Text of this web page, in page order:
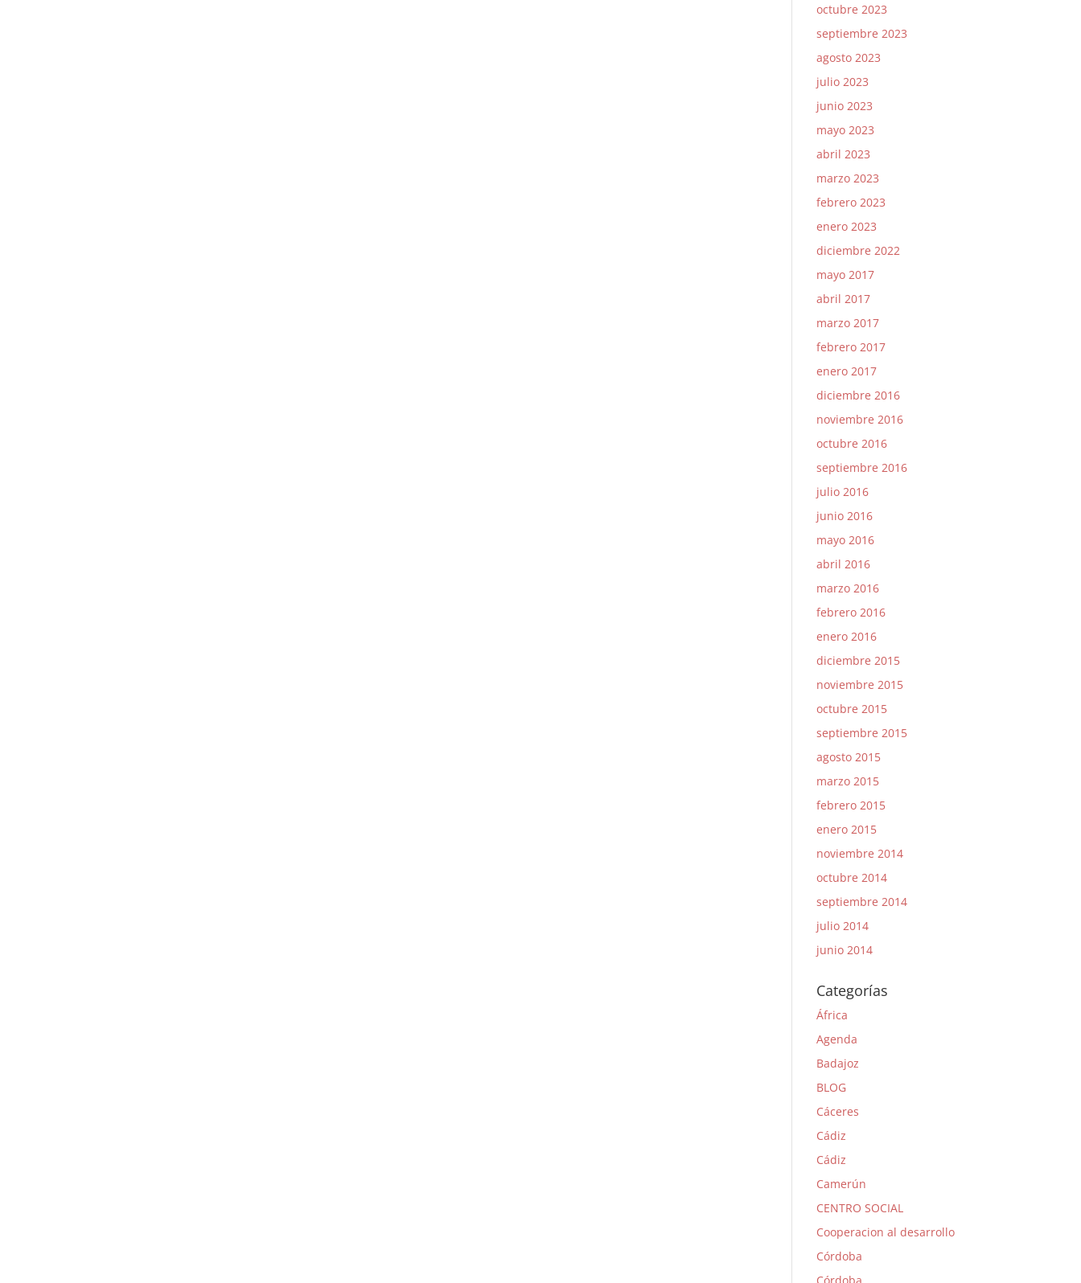
octubre 2023
septiembre 2023
agosto 2023
julio 2023
junio 2023
mayo 2023
abril 2023
marzo 2023
febrero 2023
enero 2023
diciembre 2022
mayo 2017
abril 2017
marzo 2017
febrero 2017
enero 2017
diciembre 2016
noviembre 2016
octubre 2016
septiembre 2016
julio 2016
junio 2016
mayo 2016
abril 2016
marzo 2016
febrero 2016
enero 2016
diciembre 2015
noviembre 2015
octubre 2015
septiembre 2015
agosto 2015
marzo 2015
febrero 2015
enero 2015
noviembre 2014
octubre 2014
septiembre 2014
julio 2014
junio 2014
Categorías
África
Agenda
Badajoz
BLOG
Cáceres
Cádiz
Cádiz
Camerún
CENTRO SOCIAL
Cooperacion al desarrollo
Córdoba